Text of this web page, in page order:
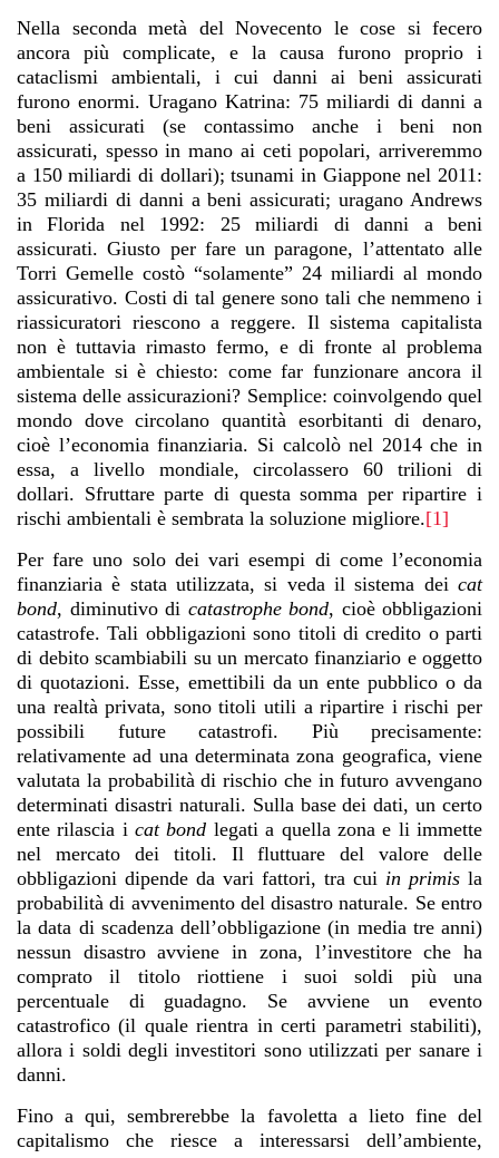
Nella seconda metà del Novecento le cose si fecero
ancora più complicate, e la causa furono proprio i
cataclismi ambientali, i cui danni ai beni assicurati
furono enormi. Uragano Katrina: 75 miliardi di danni a
beni assicurati (se contassimo anche i beni non
assicurati, spesso in mano ai ceti popolari, arriveremmo
a 150 miliardi di dollari); tsunami in Giappone nel 2011:
35 miliardi di danni a beni assicurati; uragano Andrews
in Florida nel 1992: 25 miliardi di danni a beni
assicurati. Giusto per fare un paragone, l’attentato alle
Torri Gemelle costò “solamente” 24 miliardi al mondo
assicurativo. Costi di tal genere sono tali che nemmeno i
riassicuratori riescono a reggere. Il sistema capitalista
non è tuttavia rimasto fermo, e di fronte al problema
ambientale si è chiesto: come far funzionare ancora il
sistema delle assicurazioni? Semplice: coinvolgendo quel
mondo dove circolano quantità esorbitanti di denaro,
cioè l’economia finanziaria. Si calcolò nel 2014 che in
essa, a livello mondiale, circolassero 60 trilioni di
dollari. Sfruttare parte di questa somma per ripartire i
rischi ambientali è sembrata la soluzione migliore.[1]
Per fare uno solo dei vari esempi di come l’economia
finanziaria è stata utilizzata, si veda il sistema dei cat
bond, diminutivo di catastrophe bond, cioè obbligazioni
catastrofe. Tali obbligazioni sono titoli di credito o parti
di debito scambiabili su un mercato finanziario e oggetto
di quotazioni. Esse, emettibili da un ente pubblico o da
una realtà privata, sono titoli utili a ripartire i rischi per
possibili future catastrofi. Più precisamente:
relativamente ad una determinata zona geografica, viene
valutata la probabilità di rischio che in futuro avvengano
determinati disastri naturali. Sulla base dei dati, un certo
ente rilascia icat bond legati a quella zona e li immette
nel mercato dei titoli. Il fluttuare del valore delle
obbligazioni dipende da vari fattori, tra cui in primis la
probabilità di avvenimento del disastro naturale. Se entro
la data di scadenza dell’obbligazione (in media tre anni)
nessun disastro avviene in zona, l’investitore che ha
comprato il titolo riottiene i suoi soldi più una
percentuale di guadagno. Se avviene un evento
catastrofico (il quale rientra in certi parametri stabiliti),
allora i soldi degli investitori sono utilizzati per sanare i
danni.
Fino a qui, sembrerebbe la favoletta a lieto fine del
capitalismo che riesce a interessarsi dell’ambiente,